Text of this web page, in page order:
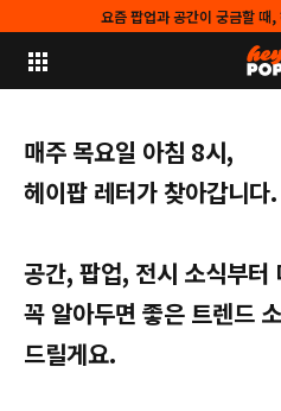
요즘 팝업과 공간이 궁금할 때
매주 목요일 아침 8시,
헤이팝 레터가 찾아갑니다.
공간, 팝업, 전시 소식부터
꼭 알아두면 좋은 트렌드
드릴게요.